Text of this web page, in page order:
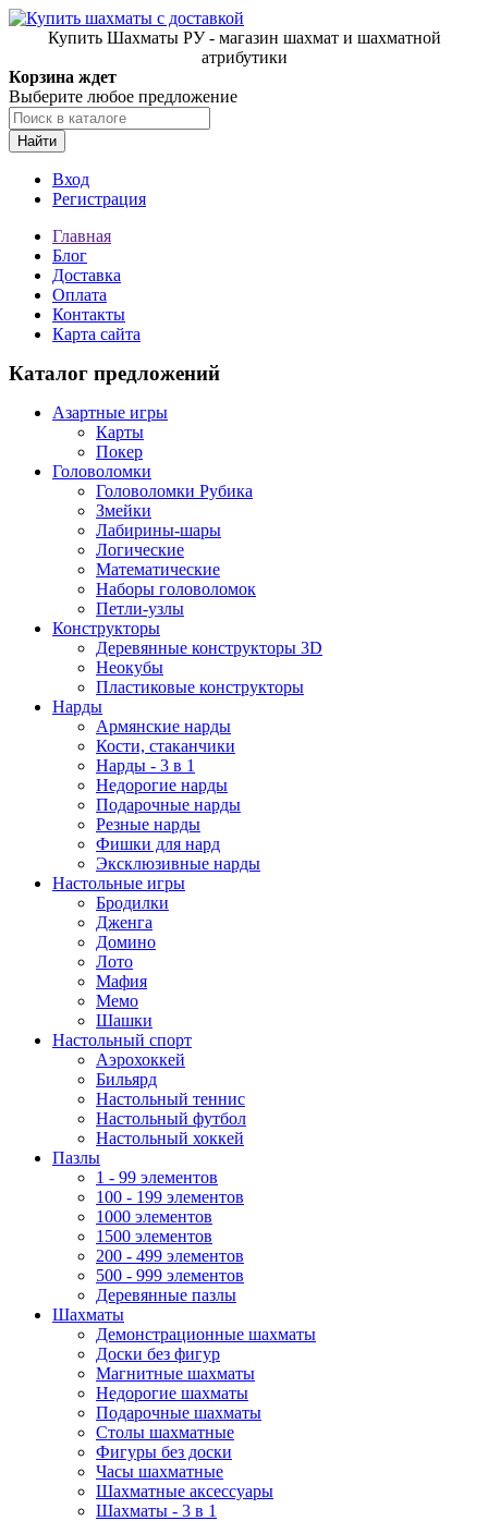
Купить Шахматы РУ - магазин шахмат и шахматной
атрибутики
Корзина ждет
Выберите любое предложение
Найти
Вход
Регистрация
Главная
Блог
Доставка
Оплата
Контакты
Карта сайта
Каталог предложений
Азартные игры
Карты
Покер
Головоломки
Головоломки Рубика
Змейки
Лабирины-шары
Логические
Математические
Наборы головоломок
Петли-узлы
Конструкторы
Деревянные конструкторы 3D
Неокубы
Пластиковые конструкторы
Нарды
Армянские нарды
Кости, стаканчики
Нарды - 3 в 1
Недорогие нарды
Подарочные нарды
Резные нарды
Фишки для нард
Эксклюзивные нарды
Настольные игры
Бродилки
Дженга
Домино
Лото
Мафия
Мемо
Шашки
Настольный спорт
Аэрохоккей
Бильярд
Настольный теннис
Настольный футбол
Настольный хоккей
Пазлы
1 - 99 элементов
100 - 199 элементов
1000 элементов
1500 элементов
200 - 499 элементов
500 - 999 элементов
Деревянные пазлы
Шахматы
Демонстрационные шахматы
Доски без фигур
Магнитные шахматы
Недорогие шахматы
Подарочные шахматы
Столы шахматные
Фигуры без доски
Часы шахматные
Шахматные аксессуары
Шахматы - 3 в 1